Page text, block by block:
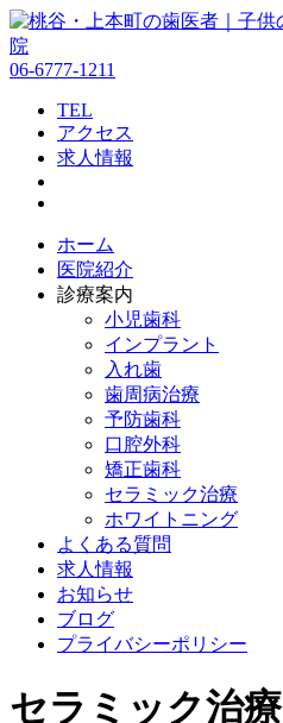
06-6777-1211
TEL
アクセス
求人情報
ホーム
医院紹介
診療案内
小児歯科
インプラント
入れ歯
歯周病治療
予防歯科
口腔外科
矯正歯科
セラミック治療
ホワイトニング
よくある質問
求人情報
お知らせ
ブログ
プライバシーポリシー
セラミック治療